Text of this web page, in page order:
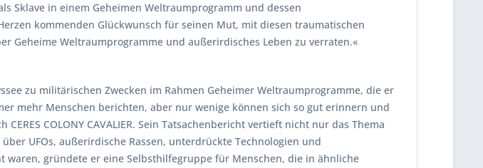
Sklave in einem Geheimen Weltraumprogramm und dessen
kommenden Glückwunsch für seinen Mut, mit diesen traumatischen
Geheime Weltraumprogramme und außerirdisches Leben zu verraten.«
zu militärischen Zwecken im Rahmen Geheimer Weltraumprogramme, die er
mehr Menschen berichten, aber nur wenige können sich so gut erinnern und
COLONY CAVALIER. Sein Tatsachenbericht vertieft nicht nur das Thema
UFOs, außerirdische Rassen, unterdrückte Technologien und
waren, gründete er eine Selbsthilfegruppe für Menschen, die in ähnliche